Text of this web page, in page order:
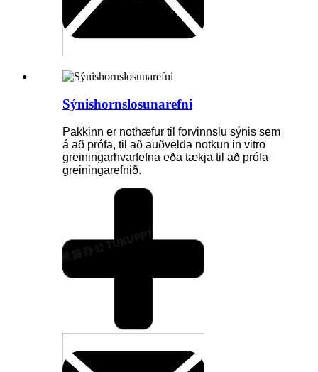
Sýnishornslosunarefni
Pakkinn er nothæfur til forvinnslu sýnis sem
á að prófa, til að auðvelda notkun in vitro
greiningarhvarfefna eða tækja til að prófa
greiningarefnið.